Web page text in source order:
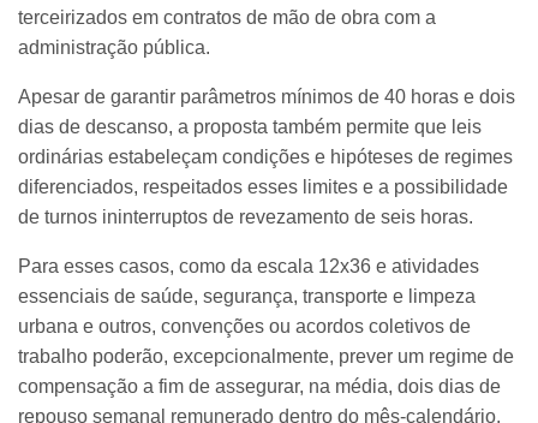
terceirizados em contratos de mão de obra com a
administração pública.
Apesar de garantir parâmetros mínimos de 40 horas e dois
dias de descanso, a proposta também permite que leis
ordinárias estabeleçam condições e hipóteses de regimes
diferenciados, respeitados esses limites e a possibilidade
de turnos ininterruptos de revezamento de seis horas.
Para esses casos, como da escala 12x36 e atividades
essenciais de saúde, segurança, transporte e limpeza
urbana e outros, convenções ou acordos coletivos de
trabalho poderão, excepcionalmente, prever um regime de
compensação a fim de assegurar, na média, dois dias de
repouso semanal remunerado dentro do mês-calendário.